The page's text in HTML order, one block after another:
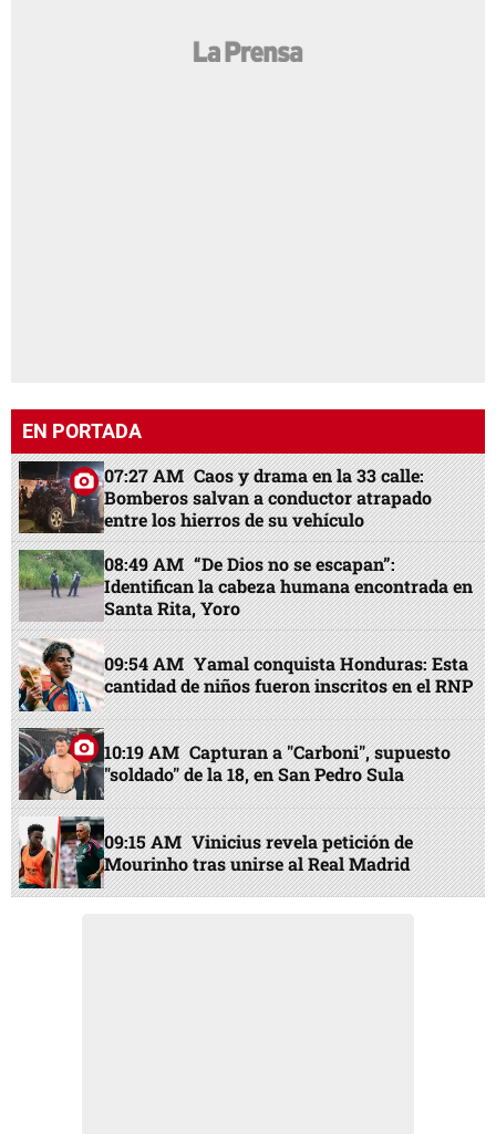
EN PORTADA
07:27 AM Caos y drama en la 33 calle:
Bomberos salvan a conductor atrapado
entre los hierros de su vehículo
08:49 AM “De Dios no se escapan”:
Identifican la cabeza humana encontrada en
Santa Rita, Yoro
09:54 AM Yamal conquista Honduras: Esta
cantidad de niños fueron inscritos en el RNP
10:19 AM Capturan a "Carboni", supuesto
"soldado" de la 18, en San Pedro Sula
09:15 AM Vinicius revela petición de
Mourinho tras unirse al Real Madrid